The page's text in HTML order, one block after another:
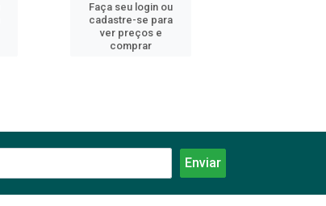
Faça seu login ou
cadastre-se para
ver preços e
comprar